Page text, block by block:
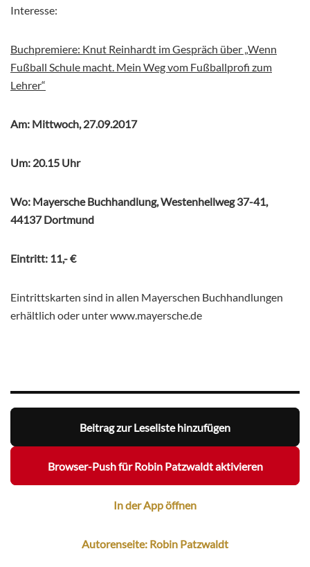
Interesse:
Buchpremiere: Knut Reinhardt im Gespräch über „Wenn
Fußball Schule macht. Mein Weg vom Fußballprofi zum
Lehrer“
Am: Mittwoch, 27.09.2017
Um: 20.15 Uhr
Wo: Mayersche Buchhandlung, Westenhellweg 37-41,
44137 Dortmund
Eintritt: 11,- €
Eintrittskarten sind in allen Mayerschen Buchhandlungen
erhältlich oder unter www.mayersche.de
Beitrag zur Leseliste hinzufügen
Browser-Push für Robin Patzwaldt aktivieren
In der App öffnen
Autorenseite: Robin Patzwaldt